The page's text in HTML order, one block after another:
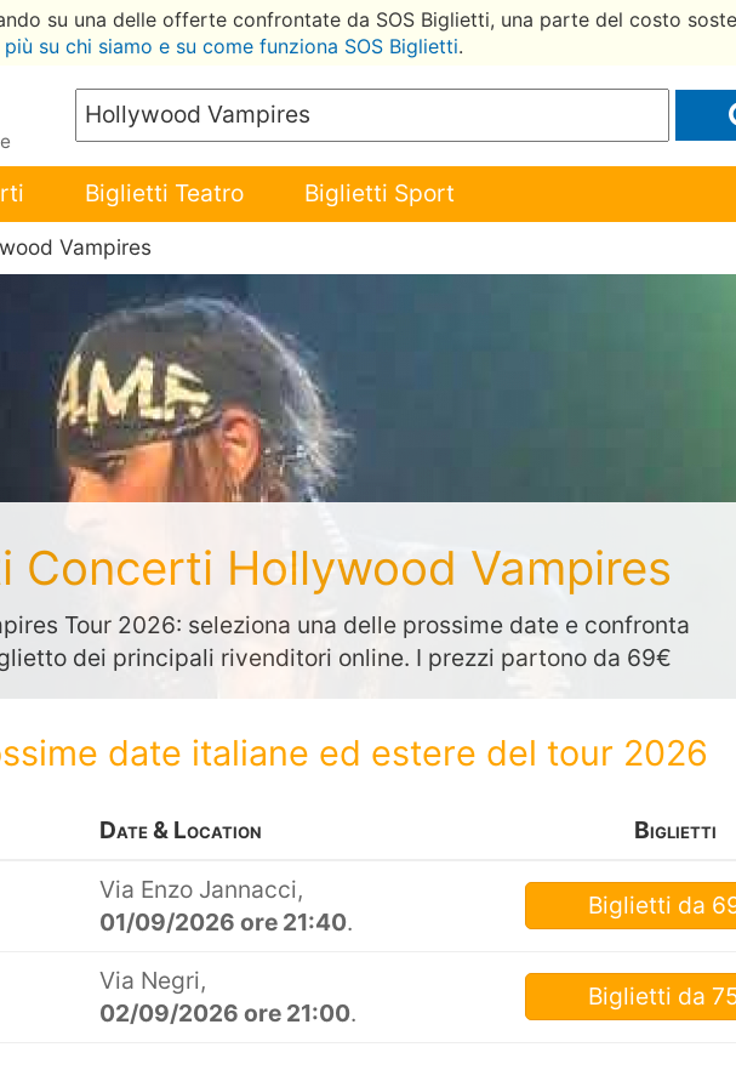
su una delle offerte confrontate da SOS Biglietti, una parte del costo
su chi siamo e su come funziona SOS Biglietti.
Biglietti Teatro Biglietti Sport
Vampires
Concerti Hollywood Vampires
Tour 2026: seleziona una delle prossime date e confronta
dei principali rivenditori online. I prezzi partono da 69€
date italiane ed estere del tour 2026
Date & Location Biglietti
Via Enzo Jannacci,
01/09/2026 ore 21:40.
Biglietti da
Via Negri,
02/09/2026 ore 21:00.
Biglietti da